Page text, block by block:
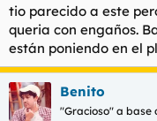
tio parecido a este
queria con engaños.
están poniendo en el
Benito
"Gracioso" a base